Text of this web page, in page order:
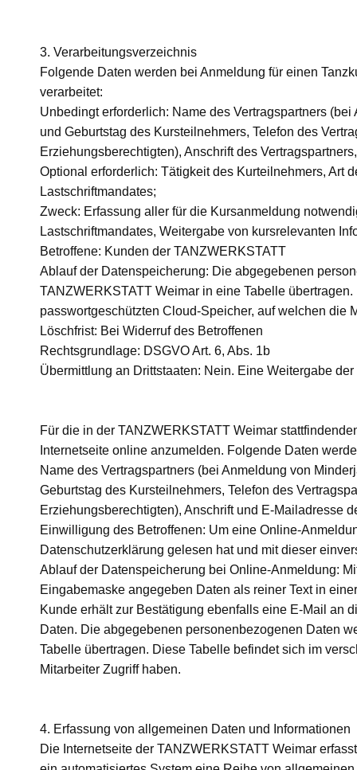
3. Verarbeitungsverzeichnis
Folgende Daten werden bei Anmeldung für einen
verarbeitet:
Unbedingt erforderlich: Name des Vertragspartners
und Geburtstag des Kursteilnehmers, Telefon des
Erziehungsberechtigten), Anschrift des
Optional erforderlich: Tätigkeit des Kurteilnehmers, Art
Lastschriftmandates;
Zweck: Erfassung aller für die Kursanmeldung
Lastschriftmandates, Weitergabe von kursrelevanten
Betroffene: Kunden der TANZWERKSTATT
Ablauf der Datenspeicherung: Die abgegebenen
TANZWERKSTATT Weimar in eine Tabelle
passwortgeschützten Cloud-Speicher, auf welchen die
Löschfrist: Bei Widerruf des Betroffenen
Rechtsgrundlage: DSGVO Art. 6, Abs. 1b
Übermittlung an Drittstaaten: Nein. Eine Weitergabe
Für die in der TANZWERKSTATT Weimar
Internetseite online anzumelden. Folgende Daten
Name des Vertragspartners (bei Anmeldung von
Geburtstag des Kursteilnehmers, Telefon des
Erziehungsberechtigten), Anschrift und E-Mailadresse
Einwilligung des Betroffenen: Um eine Online-
Datenschutzerklärung gelesen hat und mit dieser
Ablauf der Datenspeicherung bei Online-Anmeldung:
Eingabemaske angegeben Daten als reiner Text in
Kunde erhält zur Bestätigung ebenfalls eine E-Mail an
Daten. Die abgegebenen personenbezogenen Daten
Tabelle übertragen. Diese Tabelle befindet sich im
Mitarbeiter Zugriff haben.
4. Erfassung von allgemeinen Daten und Informationen
Die Internetseite der TANZWERKSTATT Weimar